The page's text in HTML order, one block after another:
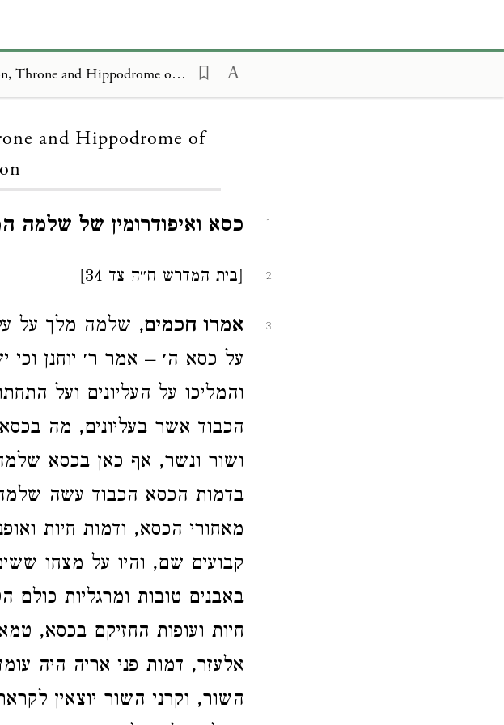
Otzar Midrashim, Midrashim on King Solomon, Throne and Hippodrome of King Solomon
and Hippodrome of
1 כסא ואיפודרומין של שלמה
2 [בית המדרש ח״ה צד 34]
3 אמרו חכמים, שלמה מלך על
על כסא ה׳ – אמר ר׳ יוחנן
והמליכו על העליונים ועל
הכבוד אשר בעליונים, מה
ושור ונשר, אף כאן בכסא
בדמות הכסא הכבוד עשה שלמה
מאחורי הכסא, ודמות חיות
קבועים שם, והיו על מצחו
באבנים טובות ומרגליות
חיות ועופות החזיקם בכסא,
אלעזר, דמות פני אריה היה
השור, וקרני השור יוצאין